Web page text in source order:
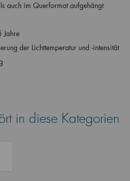
auch im Querformat aufgehängt
Jahre
der Lichttemperatur und -intensität
in diese Kategorien